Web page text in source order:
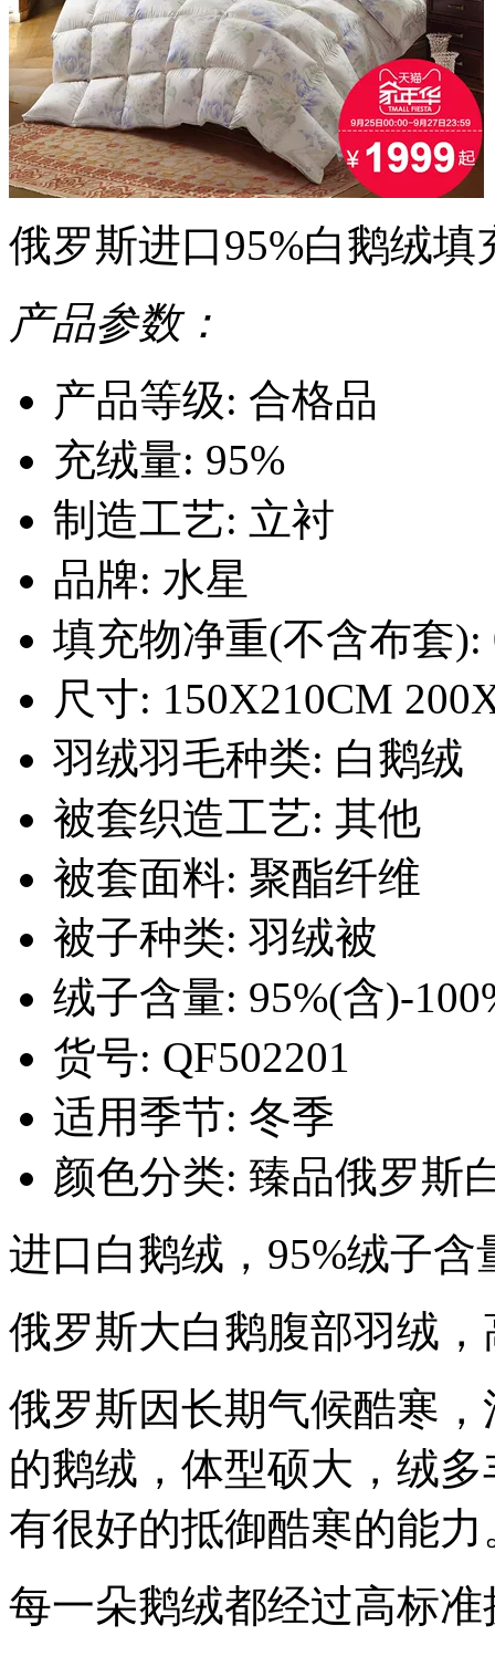
俄罗斯进口95%白鹅绒填
产品参数：
产品等级: 合格品
充绒量: 95%
制造工艺: 立衬
品牌: 水星
填充物净重(不含布套):
尺寸: 150X210CM
羽绒羽毛种类: 白鹅绒
被套织造工艺: 其他
被套面料: 聚酯纤维
被子种类: 羽绒被
绒子含量: 95%(含)-
货号: QF502201
适用季节: 冬季
颜色分类: 臻品俄罗斯
进口白鹅绒，95%绒子
俄罗斯大白鹅腹部羽绒
俄罗斯因长期气候酷寒
的鹅绒，体型硕大，绒
有很好的抵御酷寒的能力
每一朵鹅绒都经过高标准